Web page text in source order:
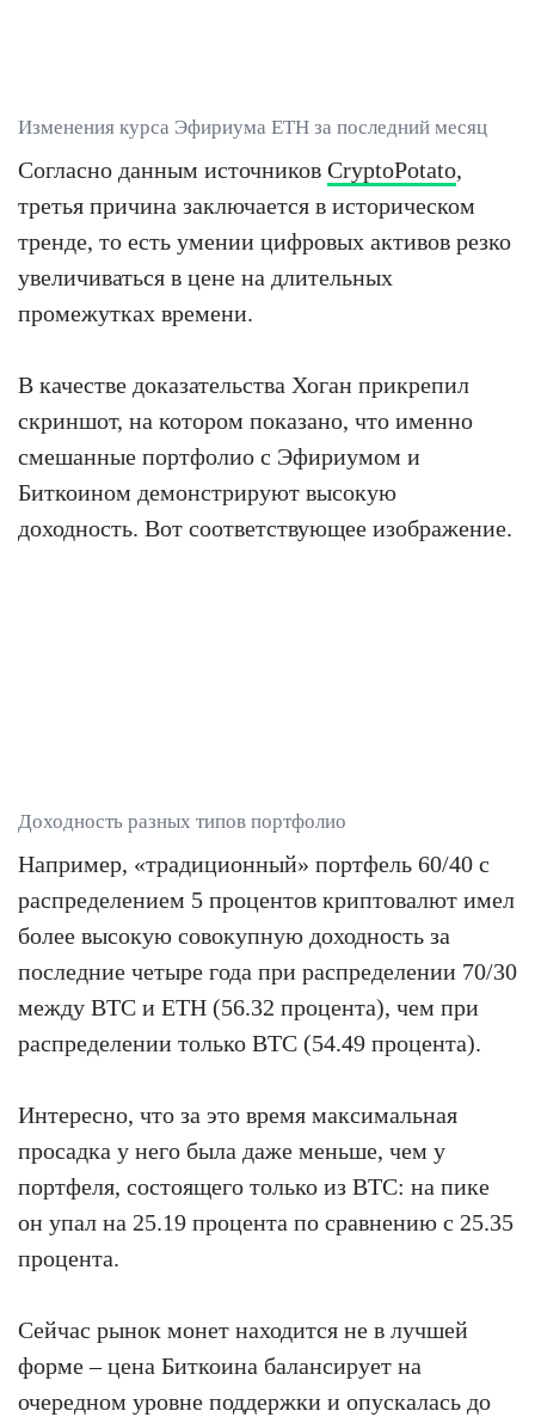
Изменения курса Эфириума ETH за последний месяц
Согласно данным источников CryptoPotato,
третья причина заключается в историческом
тренде, то есть умении цифровых активов резко
увеличиваться в цене на длительных
промежутках времени.
В качестве доказательства Хоган прикрепил
скриншот, на котором показано, что именно
смешанные портфолио с Эфириумом и
Биткоином демонстрируют высокую
доходность. Вот соответствующее изображение.
Доходность разных типов портфолио
Например, «традиционный» портфель 60/40 с
распределением 5 процентов криптовалют имел
более высокую совокупную доходность за
последние четыре года при распределении 70/30
между BTC и ETH (56.32 процента), чем при
распределении только BTC (54.49 процента).
Интересно, что за это время максимальная
просадка у него была даже меньше, чем у
портфеля, состоящего только из BTC: на пике
он упал на 25.19 процента по сравнению с 25.35
процента.
Сейчас рынок монет находится не в лучшей
форме – цена Биткоина балансирует на
очередном уровне поддержки и опускалась до